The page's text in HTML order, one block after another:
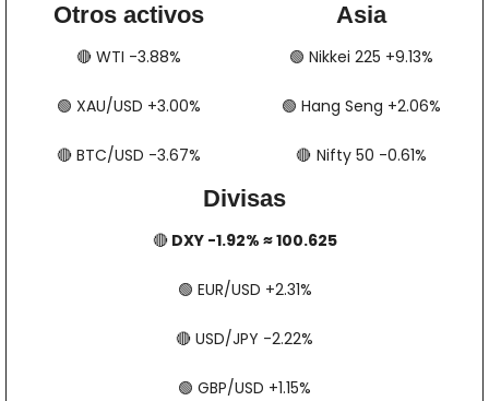
Otros activos
🔴​​​​ WTI -3.88%
🟢 ​​​​ XAU/USD +3.00%
🔴​​​​ BTC/USD -3.67%
Asia
🟢 ​​​​ Nikkei 225 +9.13%
🟢 ​​​​ Hang Seng +2.06%
🔴​​​  Nifty 50 -0.61%
Divisas
🔴 DXY -1.92% ≈ 100.625
🟢 ​​​​ EUR/USD +2.31%
🔴 ​​​​ USD/JPY -2.22%
🟢 ​​​​ GBP/USD +1.15%